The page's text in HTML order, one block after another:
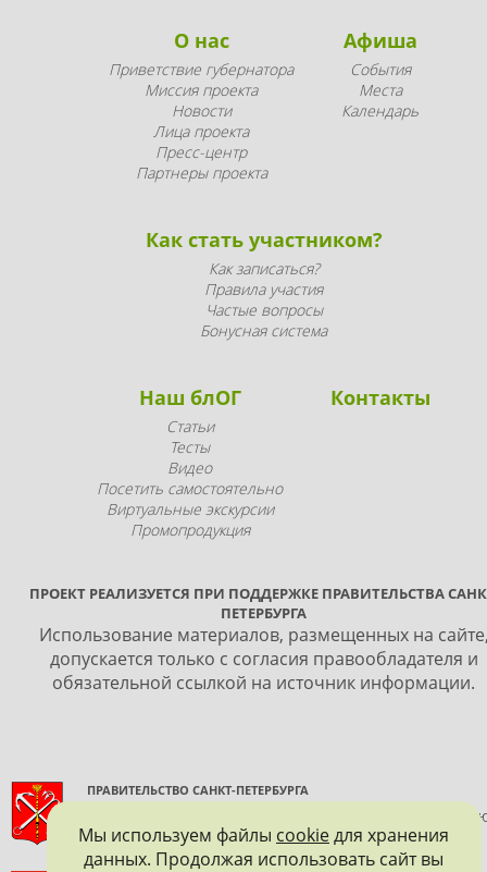
О нас
Приветствие губернатора
Миссия проекта
Новости
Лица проекта
Пресс-центр
Партнеры проекта
Афиша
События
Места
Календарь
Как стать участником?
Как записаться?
Правила участия
Частые вопросы
Бонусная система
Наш блОГ
Статьи
Тесты
Видео
Посетить самостоятельно
Виртуальные экскурсии
Промопродукция
Контакты
ПРОЕКТ РЕАЛИЗУЕТСЯ ПРИ ПОДДЕРЖКЕ ПРАВИТЕЛЬСТВА
ПЕТЕРБУРГА
Использование материалов, размещенных на
допускается только с согласия правообладателя и
обязательной ссылкой на источник информации.
ПРАВИТЕЛЬСТВО САНКТ-ПЕТЕРБУРГА
КОМИТЕТ ПО ГОСУДАРСТВЕННОМУ КОНТРОЛЮ,
И ОХРАНЕ ПАМЯТНИКОВ ИСТОРИИ И КУЛЬТУРЫ
Мы используем файлы cookieдля хранения
данных. Продолжая использовать сайт вы